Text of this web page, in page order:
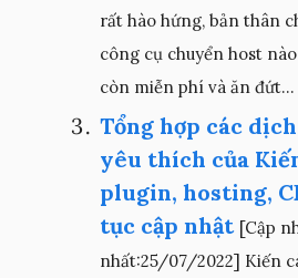
rất hào hứng, bản thân
công cụ chuyển host
còn miễn phí và ăn đứt...
Tổng hợp các
yêu thích của
plugin, hosting,
tục cập nhật [Cập
nhất:25/07/2022] Kiến